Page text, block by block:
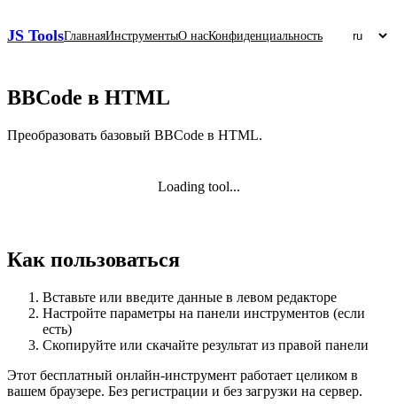
JS ToolsГлавнаяИнструментыО насКонфиденциальность
BBCode в HTML
Преобразовать базовый BBCode в HTML.
Loading tool...
Как пользоваться
Вставьте или введите данные в левом редакторе
Настройте параметры на панели инструментов (если
есть)
Скопируйте или скачайте результат из правой панели
Этот бесплатный онлайн‑инструмент работает целиком в
вашем браузере. Без регистрации и без загрузки на сервер.